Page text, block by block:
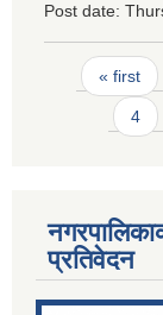
Post date:
Pages
« first
4
प्रतिवेदन